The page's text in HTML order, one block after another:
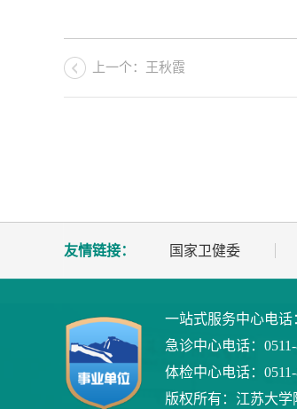
上一个：王秋霞
友情链接： 国家卫健委
一站式服务中心电话
急诊中心电话：
体检中心电话：
版权所有： 江苏大学